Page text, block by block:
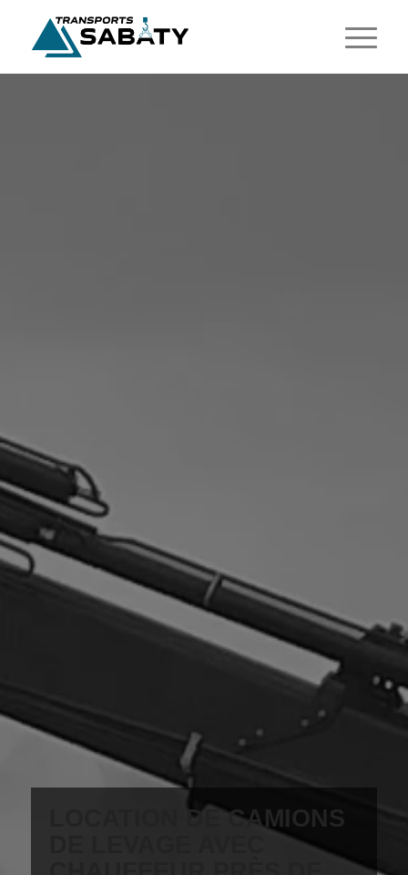
LOCATION DE CAMIONS